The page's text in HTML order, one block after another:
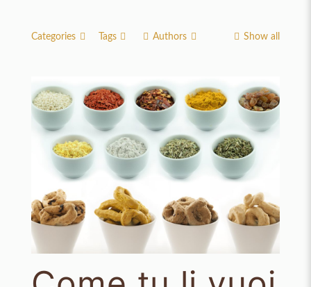
Categories Tags Authors Show all